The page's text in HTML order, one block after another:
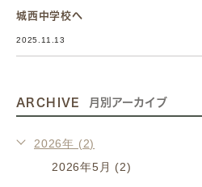
城西中学校へ
2025.11.13
ARCHIVE 月別アーカイブ
2026年 (2)
2026年5月 (2)